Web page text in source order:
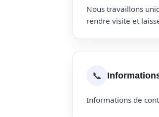
Nous travaillons
rendre visite et
📞
Informations de